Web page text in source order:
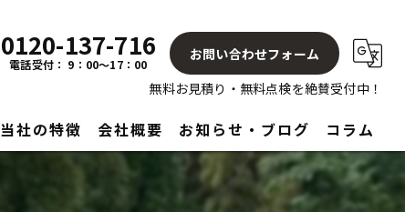
0120-137-716
電話受付： 9：00～17：00
お問い合わせフォーム
無料お見積り・無料点検を絶賛受付中！
当社の特徴 会社概要 お知らせ・ブログ コラム